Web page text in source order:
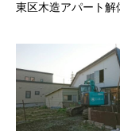
東区木造アパート解